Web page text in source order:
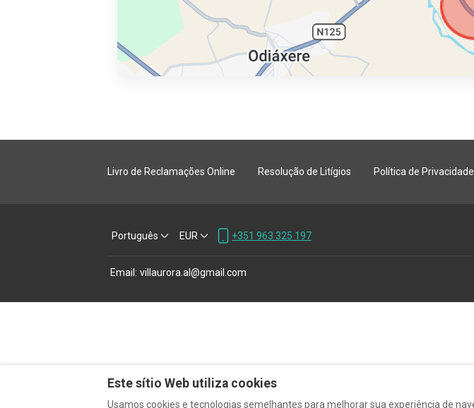
Livro de Reclamações Online Resolução de Litígios Política de Privacidade
Português EUR +351 963 325 197
Email : villaurora.al@gmail.com
Este sítio Web utiliza cookies
Usamos cookies e tecnologias semelhantes para melhorar sua experiência de